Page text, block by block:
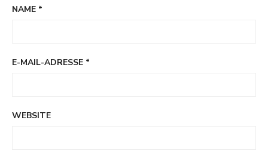
NAME *
E-MAIL-ADRESSE *
WEBSITE